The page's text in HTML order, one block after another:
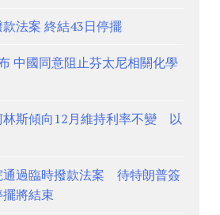
法案 終結43日停擺
中國同意阻止芬太尼相關化學
林斯傾向12月維持利率不變 以
通過臨時撥款法案 待特朗普簽
將結束